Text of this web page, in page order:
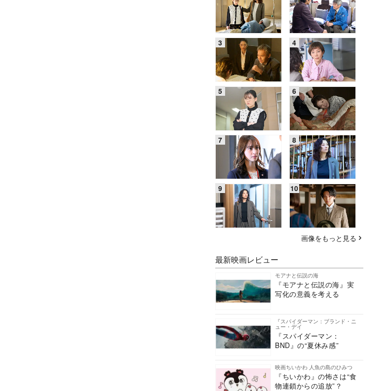
画像をもっと見る
最新映画レビュー
モアナと伝説の海
『モアナと伝説の海』実
写化の意義を考える
『スパイダーマン：ブランド・ニ
ュー・デイ
『スパイダーマン：
BND』の“夏休み感”
映画ちいかわ 人魚の島のひみつ
『ちいかわ』の怖さは“食
物連鎖からの追放”？